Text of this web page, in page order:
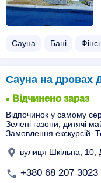
Сауна Бані
Сауна на дровах
Відчинено зараз
Відпочинок у самому
Зелені газони, дитячі
Замовлення екскурсій.
вулиця Шкільна, 10,
+380 68 207 3023